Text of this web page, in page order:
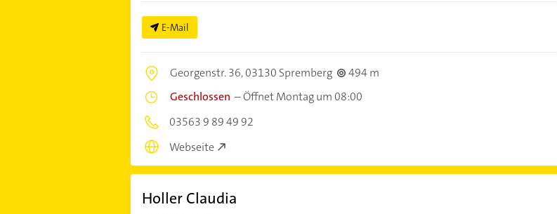
E-Mail
Georgenstr. 36,03130 Spremberg
494 m
Geschlossen –Öffnet Montag um 08:00
03563 9 89 49 92
Webseite
Holler Claudia